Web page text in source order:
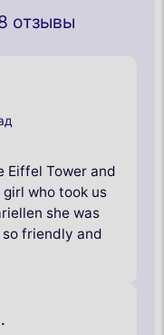
oтзывы
Eiffel Tower and
who took us
she was
friendly and